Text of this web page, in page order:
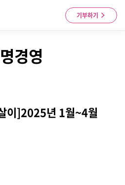
기부하기
경영
이]2025년 1월~4월